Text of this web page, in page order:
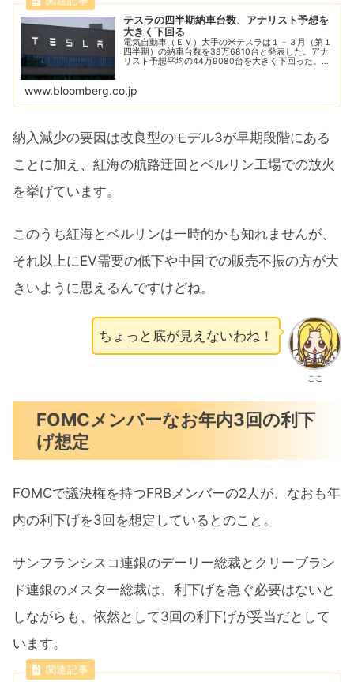
テスラの四半期納車台数、アナリスト予想を
大きく下回る
電気自動車（ＥＶ）大手の米テスラは１－３月（第１
四半期）の納車台数を38万6810台と発表した。アナ
リスト予想平均の44万9080台を大きく下回った。四
www.bloomberg.co.jp
納入減少の要因は改良型のモデル3が早期段階にある
ことに加え、紅海の航路迂回とベルリン工場での放火
を挙げています。
このうち紅海とベルリンは一時的かも知れませんが、
それ以上にEV需要の低下や中国での販売不振の方が大
きいように思えるんですけどね。
ここ
ちょっと底が見えないわね！
FOMCメンバーなお年内3回の利下
げ想定
FOMCで議決権を持つFRBメンバーの2人が、なおも年
内の利下げを3回を想定しているとのこと。
サンフランシスコ連銀のデーリー総裁とクリーブラン
ド連銀のメスター総裁は、利下げを急ぐ必要はないと
しながらも、依然として3回の利下げが妥当だとして
います。